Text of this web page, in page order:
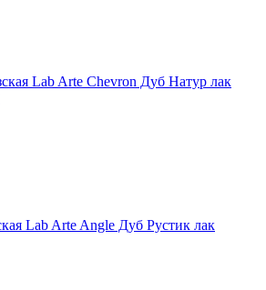
Lab Arte Chevron Дуб Натур лак
Lab Arte Angle Дуб Рустик лак